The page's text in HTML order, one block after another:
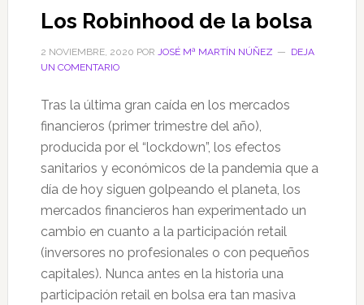
Los Robinhood de la bolsa
2 NOVIEMBRE, 2020 POR JOSÉ Mª MARTÍN NÚÑEZ
DEJA
UN COMENTARIO
Tras la última gran caída en los mercados
financieros (primer trimestre del año),
producida por el “lockdown”, los efectos
sanitarios y económicos de la pandemia que a
día de hoy siguen golpeando el planeta, los
mercados financieros han experimentado un
cambio en cuanto a la participación retail
(inversores no profesionales o con pequeños
capitales). Nunca antes en la historia una
participación retail en bolsa era tan masiva